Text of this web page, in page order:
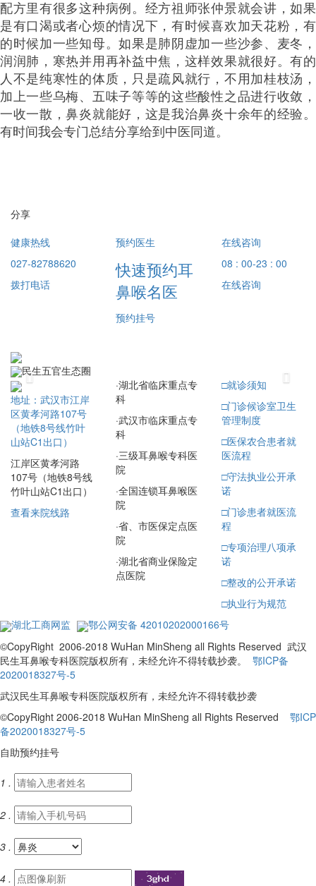
配方里有很多这种病例。经方祖师张仲景就会讲，如果
是有口渴或者心烦的情况下，有时候喜欢加天花粉，有
的时候加一些知母。如果是肺阴虚加一些沙参、麦冬，
润润肺，寒热并用再补益中焦，这样效果就很好。有的
人不是纯寒性的体质，只是疏风就行，不用加桂枝汤，
加上一些乌梅、五味子等等的这些酸性之品进行收敛，
一收一散，鼻炎就能好，这是我治鼻炎十余年的经验。
有时间我会专门总结分享给到中医同道。
分享
健康热线
027-82788620
拨打电话
预约医生
快速预约耳
鼻喉名医
预约挂号
在线咨询
08 : 00-23 : 00
在线咨询
民生五官生态圈
Previous Next
地址：武汉市江岸
区黄孝河路107号
（地铁8号线竹叶
山站C1出口）
江岸区黄孝河路
107号（地铁8号线
竹叶山站C1出口）
查看来院线路
·湖北省临床重点专
科
·武汉市临床重点专
科
·三级耳鼻喉专科医
院
·全国连锁耳鼻喉医
院
·省、市医保定点医
院
·湖北省商业保险定
点医院
□就诊须知
□门诊候诊室卫生
管理制度
□医保农合患者就
医流程
□守法执业公开承
诺
□门诊患者就医流
程
□专项治理八项承
诺
□整改的公开承诺
□执业行为规范
湖北工商网监
鄂公网安备 42010202000166号
©CopyRight 2006-2018 WuHan MinSheng all Rights Reserved 武汉
民生耳鼻喉专科医院版权所有，未经允许不得转载抄袭。 鄂ICP备
2020018327号-5
武汉民生耳鼻喉专科医院版权所有，未经允许不得转载抄袭
©CopyRight 2006-2018 WuHan MinSheng all Rights Reserved 鄂ICP
备2020018327号-5
自助预约挂号
1 .
2 .
3 .
4 .